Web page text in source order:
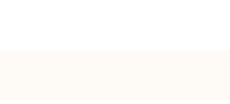
PROGRAMA DE INVALIDACIÓN DE